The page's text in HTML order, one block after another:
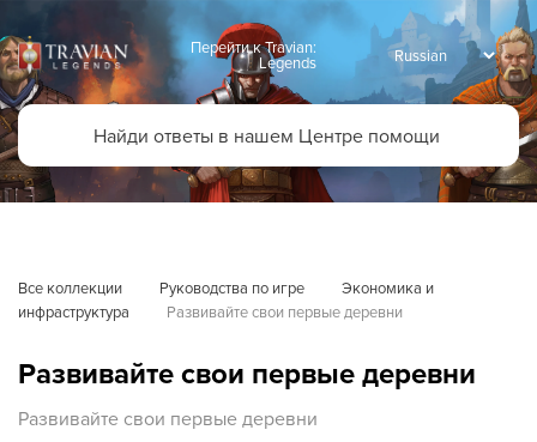
Перейти к Travian:
Legends
Все коллекции Руководства по игре
Экономика и
инфраструктура
Развивайте свои первые деревни
Развивайте свои первые деревни
Развивайте свои первые деревни